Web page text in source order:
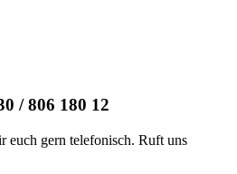
/ 806 180 12
euch gern telefonisch. Ruft uns